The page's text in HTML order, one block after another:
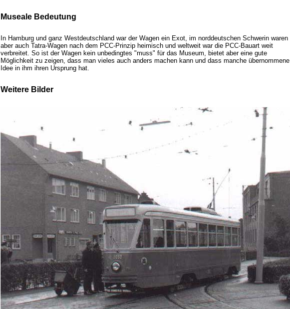
Museale Bedeutung
In Hamburg und ganz Westdeutschland war der Wagen ein Exot, im norddeutschen Schwerin waren
aber auch Tatra-Wagen nach dem PCC-Prinzip heimisch und weltweit war die PCC-Bauart weit
verbreitet. So ist der Wagen kein unbedingtes "muss" für das Museum, bietet aber eine gute
Möglichkeit zu zeigen, dass man vieles auch anders machen kann und dass manche übernommene
Idee in ihm ihren Ursprung hat.
Weitere Bilder